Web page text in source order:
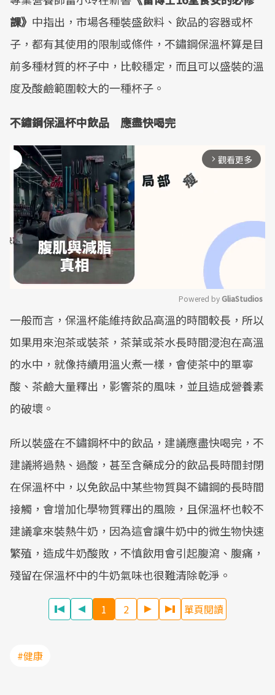
課》 中指出，市場各種裝盛飲料、飲品的容器或杯
子，都有其使用的限制或條件，不鏽鋼保溫杯算是目
前多種材質的杯子中，比較穩定，而且可以盛裝的溫
度及酸鹼範圍較大的一種杯子。
不鏽鋼保溫杯中飲品 應盡快喝完
arrow_forward_ios 觀看更多
Mute
Powered by GliaStudios
一般而言，保溫杯能維持飲品高溫的時間較長，所以
如果用來泡茶或裝茶，茶葉或茶水長時間浸泡在高溫
的水中，就像持續用溫火煮一樣，會使茶中的單寧
酸、茶鹼大量釋出，影響茶的風味，並且造成營養素
的破壞。
所以裝盛在不鏽鋼杯中的飲品，建議應盡快喝完，不
建議將過熱、過酸，甚至含藥成分的飲品長時間封閉
在保溫杯中，以免飲品中某些物質與不鏽鋼的長時間
接觸，會增加化學物質釋出的風險，且保溫杯也較不
建議拿來裝熱牛奶，因為這會讓牛奶中的微生物快速
繁殖，造成牛奶酸敗，不慎飲用會引起腹瀉、腹痛，
殘留在保溫杯中的牛奶氣味也很難清除乾淨。
1 2 單頁閱讀
#健康